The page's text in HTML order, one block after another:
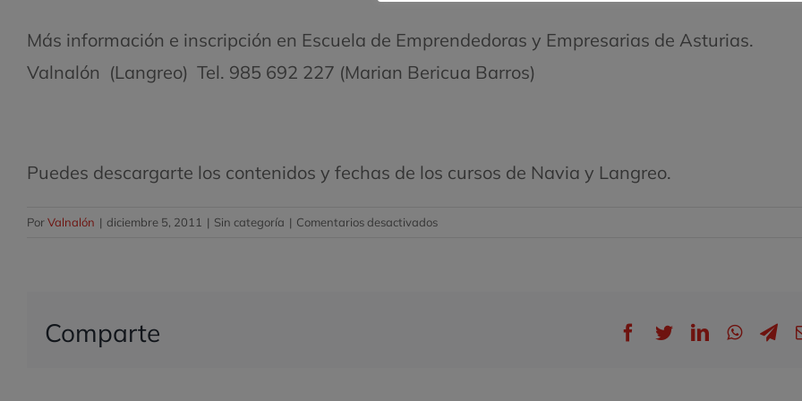
Más información e inscripción en Escuela de Emprendedoras y Empresarias de Asturias.
Valnalón (Langreo) Tel. 985 692 227 (Marian Bericua Barros)
Puedes descargarte los contenidos y fechas de los cursos de Navia y Langreo.
PorValnalón | diciembre 5, 2011 | Sin categoría | Comentarios desactivadosen
Comparte Facebook
TwitterLinkedIn